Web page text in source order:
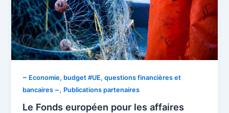
~ Economie, budget #UE, questions financières et
bancaires ~, Publications partenaires
Le Fonds européen pour les affaires